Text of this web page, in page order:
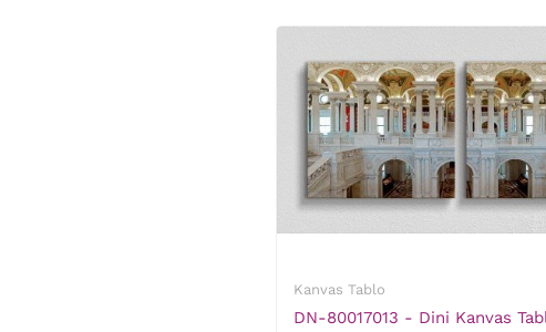
Kanvas Tablo
DN-80017013 - Dini Kanvas